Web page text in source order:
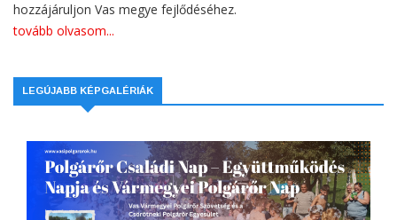
hozzájáruljon Vas megye fejlődéséhez.
tovább olvasom...
LEGÚJABB KÉPGALÉRIÁK